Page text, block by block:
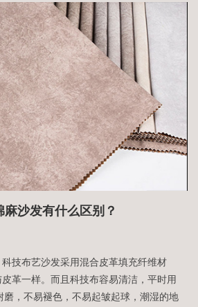
沙发有什么区别？
技布艺沙发采用混合皮革填充纤维材
革一样。而且科技布容易清洁，平时用
磨，不易褪色，不易起皱起球，潮湿的地